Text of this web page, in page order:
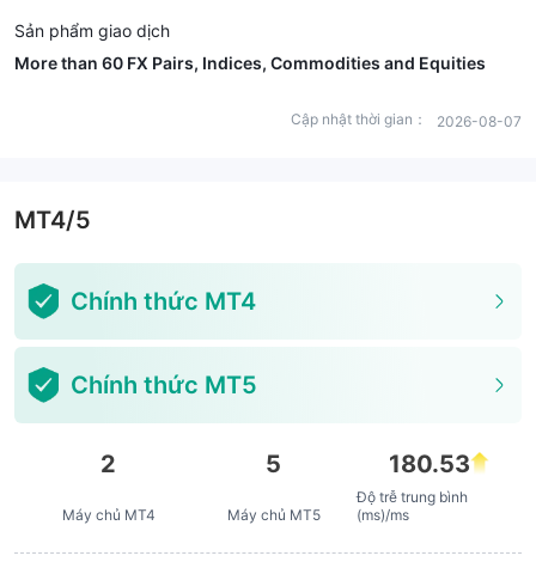
Sản phẩm giao dịch
More than 60 FX Pairs, Indices, Commodities and Equities
Cập nhật thời gian： 2026-08-07
MT4/5
Chính thức MT4
Chính thức MT5
2
Máy chủ MT4
5
Máy chủ MT5
180.53
Độ trễ trung bình
(ms)/ms